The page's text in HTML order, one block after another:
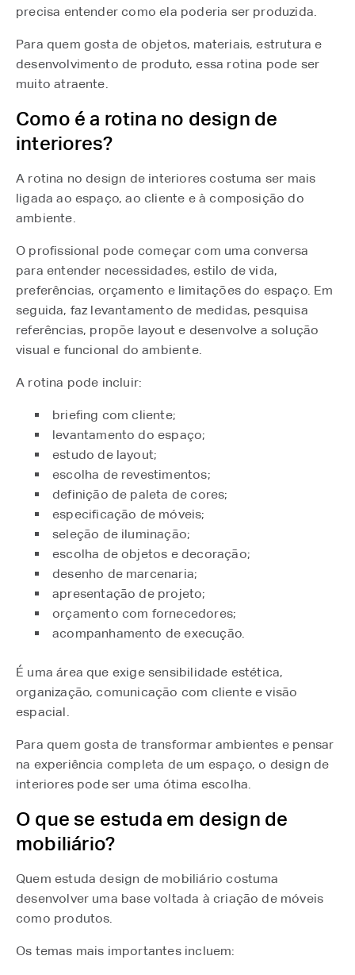
precisa entender como ela poderia ser produzida.
Para quem gosta de objetos, materiais, estrutura e
desenvolvimento de produto, essa rotina pode ser
muito atraente.
Como é a rotina no design de
interiores?
A rotina no design de interiores costuma ser mais
ligada ao espaço, ao cliente e à composição do
ambiente.
O profissional pode começar com uma conversa
para entender necessidades, estilo de vida,
preferências, orçamento e limitações do espaço. Em
seguida, faz levantamento de medidas, pesquisa
referências, propõe layout e desenvolve a solução
visual e funcional do ambiente.
A rotina pode incluir:
briefing com cliente;
levantamento do espaço;
estudo de layout;
escolha de revestimentos;
definição de paleta de cores;
especificação de móveis;
seleção de iluminação;
escolha de objetos e decoração;
desenho de marcenaria;
apresentação de projeto;
orçamento com fornecedores;
acompanhamento de execução.
É uma área que exige sensibilidade estética,
organização, comunicação com cliente e visão
espacial.
Para quem gosta de transformar ambientes e pensar
na experiência completa de um espaço, o design de
interiores pode ser uma ótima escolha.
O que se estuda em design de
mobiliário?
Quem estuda design de mobiliário costuma
desenvolver uma base voltada à criação de móveis
como produtos.
Os temas mais importantes incluem: